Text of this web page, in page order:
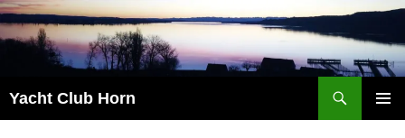
Zum
Inhalt
springen
Yacht Club Horn